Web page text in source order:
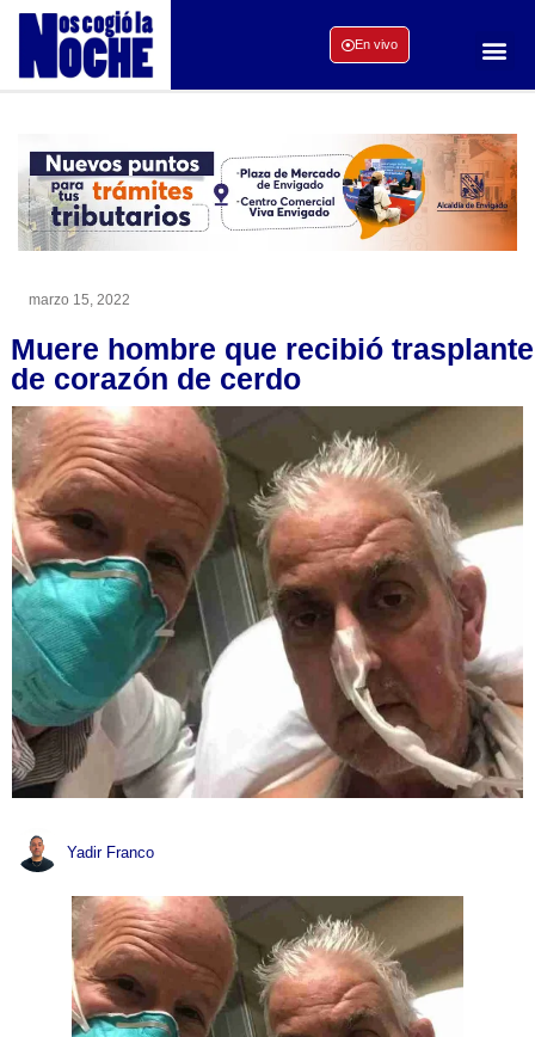
En vivo
marzo 15, 2022
Muere hombre que recibió trasplante
de corazón de cerdo
Yadir Franco